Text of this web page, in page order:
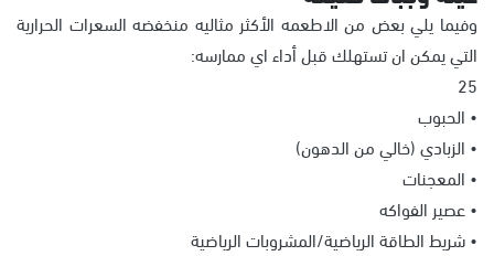
وفيما يلي بعض من الاطعمه الأكثر مثاليه منخفضه السعرات الحرارية
التي يمكن ان تستهلك قبل أداء اي ممارسه:
25
• الحبوب
• الزبادي (خالي من الدهون)
• المعجنات
• عصير الفواكه
• شريط الطاقة الرياضية/المشروبات الرياضية